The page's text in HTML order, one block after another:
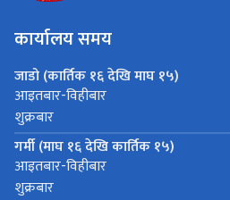
कार्यालय समय
जाडो (कार्तिक १६ देखि माघ १५)
आइतबार-विहीबार
शुक्रबार
गर्मी (माघ १६ देखि कार्तिक १५)
आइतबार-विहीबार
शुक्रबार